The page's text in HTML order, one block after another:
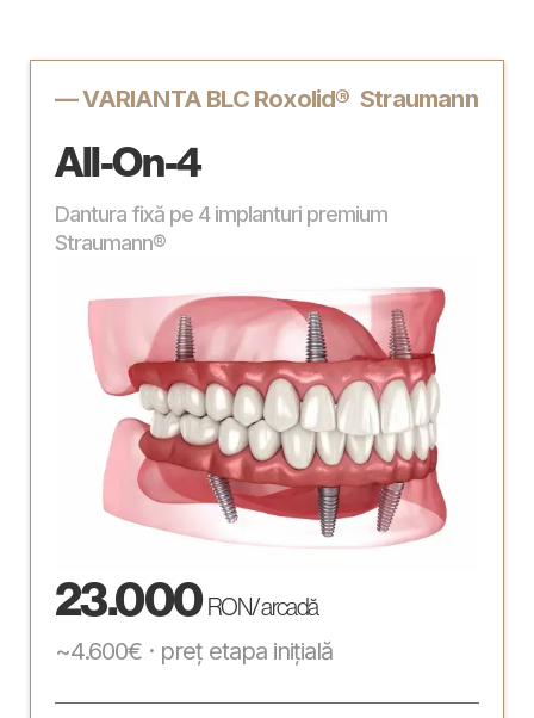
— VARIANTA BLC Roxolid® Straumann
All-On-4
Dantura fixă pe 4 implanturi premium
Straumann®
23.000 RON / arcadă
~4.600€ · preț etapa inițială